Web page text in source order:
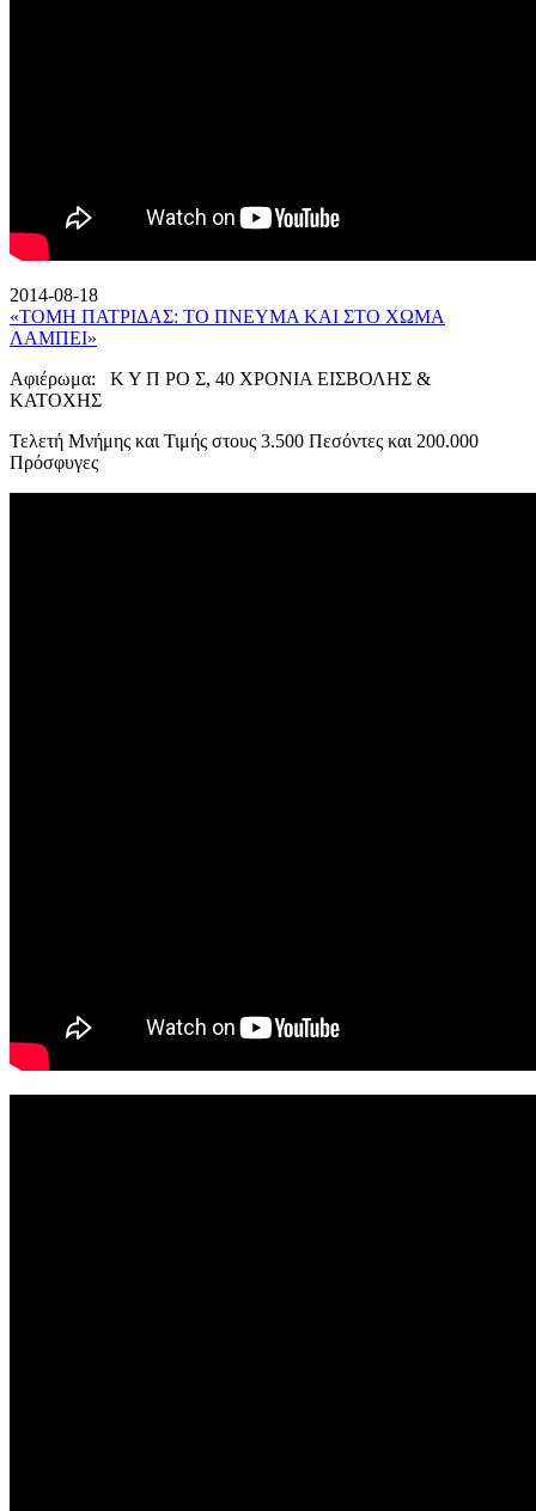
2014-08-18
«ΤΟΜΗ ΠΑΤΡΙΔΑΣ: ΤΟ ΠΝΕΥΜΑ ΚΑΙ ΣΤΟ ΧΩΜΑ
ΛΑΜΠΕΙ»
Αφιέρωμα: Κ Υ Π ΡΟ Σ, 40 ΧΡΟΝΙΑ ΕΙΣΒΟΛΗΣ &
ΚΑΤΟΧΗΣ
Τελετή Μνήμης και Τιμής στους 3.500 Πεσόντες και 200.000
Πρόσφυγες